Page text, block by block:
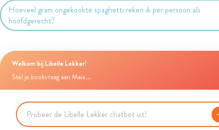
Hoeveel gram ongekookte spaghetti reken ik per persoon als
hoofdgerecht?
Welkom bij Libelle Lekker!
Stel je kookvraag aan Maia...